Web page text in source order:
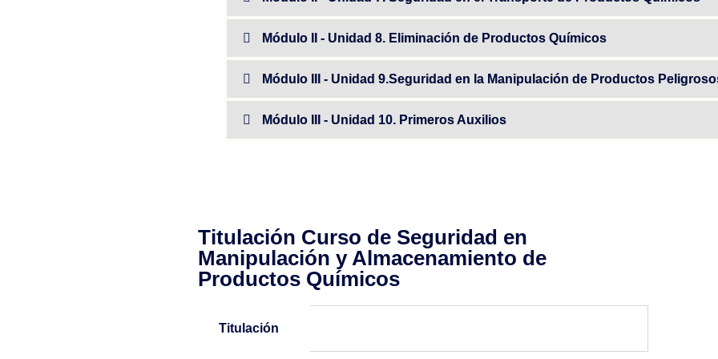
Módulo II - Unidad 8. Eliminación de Productos Químicos
Módulo III - Unidad 9.Seguridad en la Manipulación de Productos
Módulo III - Unidad 10. Primeros Auxilios
Titulación Curso de Seguridad en
Manipulación y Almacenamiento de
Productos Químicos
Titulación